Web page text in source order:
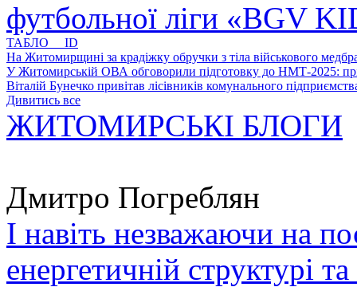
футбольної ліги «BGV
ТАБЛО ID
На Житомирщині за крадіжку обручки з тіла військового
У Житомирській ОВА обговорили підготовку до НМТ-2025:
Віталій Бунечко привітав лісівників комунального
Дивитись все
ЖИТОМИРСЬКІ БЛОГИ
Дмитро Погреблян
І навіть незважаючи на
енергетичній структурі